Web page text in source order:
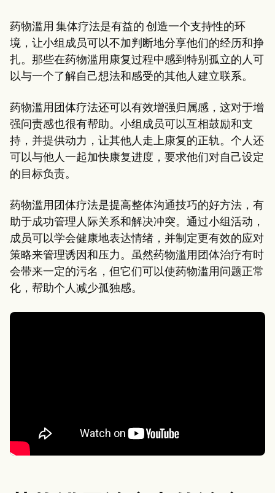
药物滥用 集体疗法是有益的 创造一个支持性的环
境，让小组成员可以不加判断地分享他们的经历和挣
扎。那些在药物滥用康复过程中感到特别孤立的人可
以与一个了解自己想法和感受的其他人建立联系。
药物滥用团体疗法还可以有效增强归属感，这对于增
强问责感也很有帮助。小组成员可以互相鼓励和支
持，并提供动力，让其他人走上康复的正轨。个人还
可以与他人一起加快康复进度，要求他们对自己设定
的目标负责。
药物滥用团体疗法是提高整体沟通技巧的好方法，有
助于成功管理人际关系和解决冲突。通过小组活动，
成员可以学会健康地表达情绪，并制定更有效的应对
策略来管理诱因和压力。虽然药物滥用团体治疗有时
会带来一定的污名，但它们可以使药物滥用问题正常
化，帮助个人减少孤独感。